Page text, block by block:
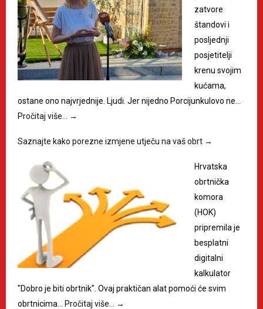
zatvore
štandovi i
posljednji
posjetitelji
krenu svojim
kućama,
ostane ono najvrjednije. Ljudi. Jer nijedno Porcijunkulovo ne…
Pročitaj više…
→
Saznajte kako porezne izmjene utječu na vaš obrt →
Hrvatska
obrtnička
komora
(HOK)
pripremila je
besplatni
digitalni
kalkulator
"Dobro je biti obrtnik". Ovaj praktičan alat pomoći će svim
obrtnicima…
Pročitaj više… →